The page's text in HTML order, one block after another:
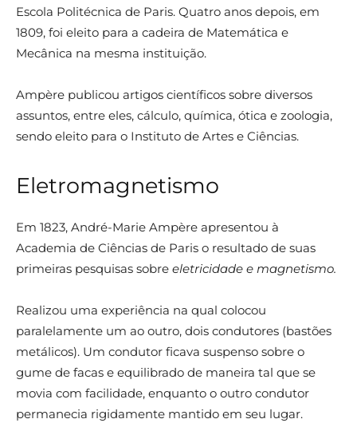
Escola Politécnica de Paris. Quatro anos depois, em
1809, foi eleito para a cadeira de Matemática e
Mecânica na mesma instituição.
Ampère publicou artigos científicos sobre diversos
assuntos, entre eles, cálculo, química, ótica e zoologia,
sendo eleito para o Instituto de Artes e Ciências.
Eletromagnetismo
Em 1823, André-Marie Ampère apresentou à
Academia de Ciências de Paris o resultado de suas
primeiras pesquisas sobre eletricidade e magnetismo.
Realizou uma experiência na qual colocou
paralelamente um ao outro, dois condutores (bastões
metálicos). Um condutor ficava suspenso sobre o
gume de facas e equilibrado de maneira tal que se
movia com facilidade, enquanto o outro condutor
permanecia rigidamente mantido em seu lugar.